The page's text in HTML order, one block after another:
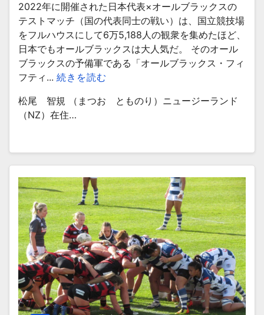
2022年に開催された日本代表×オールブラックスの
テストマッチ（国の代表同士の戦い）は、国立競技場
をフルハウスにして6万5,188人の観衆を集めたほど、
日本でもオールブラックスは大人気だ。 そのオール
ブラックスの予備軍である「オールブラックス・フィ
フティ... 続きを読む
松尾 智規 （まつお とものり）ニュージーランド
（NZ）在住…